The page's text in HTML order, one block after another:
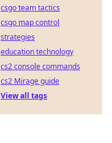
csgo team tactics
csgo map control
strategies
education technology
cs2 console commands
cs2 Mirage guide
View all tags